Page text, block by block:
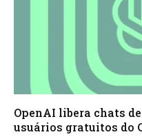
OpenAI libera chats
usuários gratuitos do